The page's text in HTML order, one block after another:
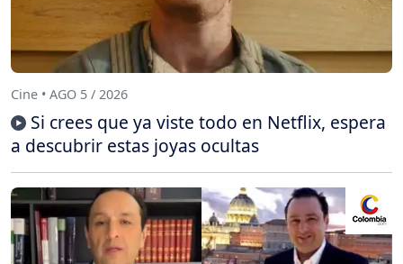
Cine • AGO 5 / 2026
Si crees que ya viste todo en Netflix, espera
a descubrir estas joyas ocultas